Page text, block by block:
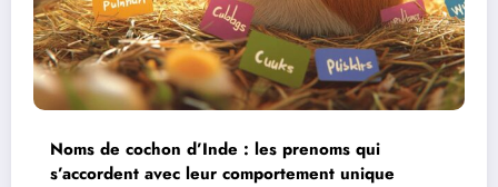
Noms de cochon d’Inde : les prenoms qui
s’accordent avec leur comportement unique